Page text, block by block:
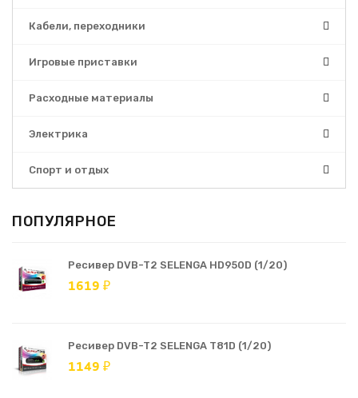
Кабели, переходники
Игровые приставки
Расходные материалы
Электрика
Спорт и отдых
ПОПУЛЯРНОЕ
Ресивер DVB-T2 SELENGA HD950D (1/20)
1619 ₽
Ресивер DVB-T2 SELENGA T81D (1/20)
1149 ₽